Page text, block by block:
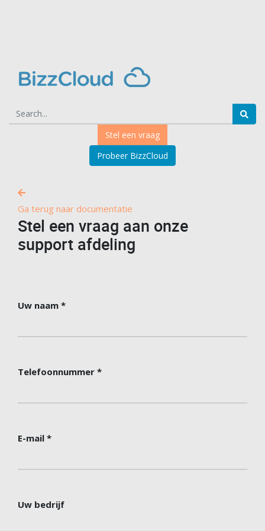
Stel een vraag
Probeer BizzCloud
Ga terug naar documentatie
Stel een vraag aan onze
support afdeling
Uw naam
Telefoonnummer
E-mail
Uw bedrijf